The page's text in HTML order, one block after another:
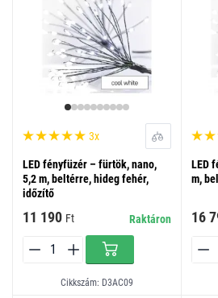
3x
LED fényfüzér – fürtök, nano,
5,2 m, beltérre, hideg fehér,
időzítő
11 190 Ft Raktáron
Cikkszám: D3AC09
LED
m,
16